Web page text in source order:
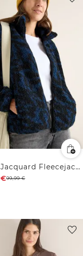
Zebra Jacquard Fleecejacke
€99,99€